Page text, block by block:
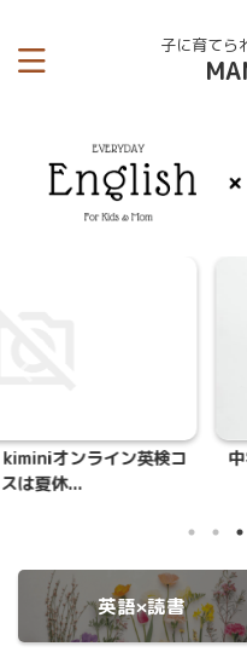
子に育てら
ン英検コ
中学英語のつ
も
英語×読書